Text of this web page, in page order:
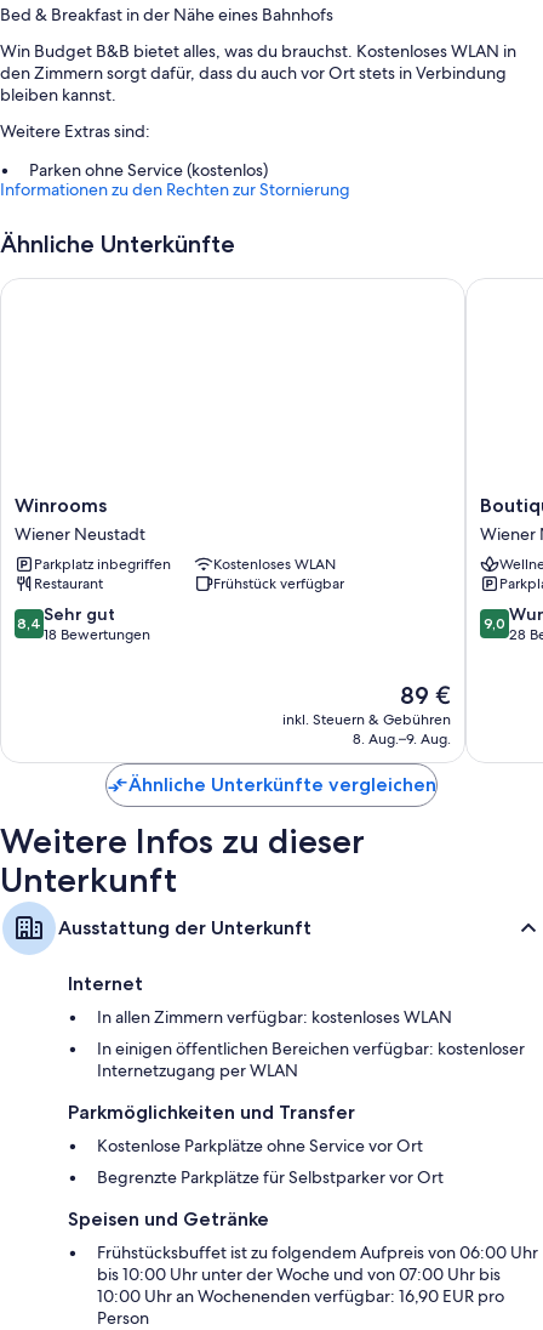
Bed & Breakfast in der Nähe eines Bahnhofs
Win Budget B&B bietet alles, was du brauchst. Kostenloses WLAN in
den Zimmern sorgt dafür, dass du auch vor Ort stets in Verbindung
bleiben kannst.
Weitere Extras sind:
Parken ohne Service (kostenlos)
Ein Frühstücksbuffet (gegen Aufpreis), ein Fahrstuhl und ein
Rauchverbot in der Unterkunft
Zimmerausstattung
32-Zoll-Flachbildfernseher mit Satellitenempfang
Informationen zu den Rechten zur Stornierung
Ähnliche Unterkünfte
Winrooms
Wiener
Neustadt
Winrooms
Wiener Neustadt
Parkplatz inbegriffen
Kostenloses WLAN
Restaurant
Frühstück verfügbar
8.4
von
8,4 Sehr gut
18 Bewertungen
Der
Preis
beträgt
89 €
inkl. Steuern & Gebühren
8. Aug.–9. Aug.
Winrooms
Wiener
Wiener
9.0
von
9,0
28
Ähnliche Unterkünfte vergleichen
Weitere Infos zu dieser
Unterkunft
Ausstattung der Unterkunft
Internet
In allen Zimmern verfügbar: kostenloses WLAN
In einigen öffentlichen Bereichen verfügbar: kostenloser
Internetzugang per WLAN
Parkmöglichkeiten und Transfer
Kostenlose Parkplätze ohne Service vor Ort
Begrenzte Parkplätze für Selbstparker vor Ort
Speisen und Getränke
Frühstücksbuffet ist zu folgendem Aufpreis von 06:00 Uhr
bis 10:00 Uhr unter der Woche und von 07:00 Uhr bis
10:00 Uhr an Wochenenden verfügbar: 16,90 EUR pro
Person